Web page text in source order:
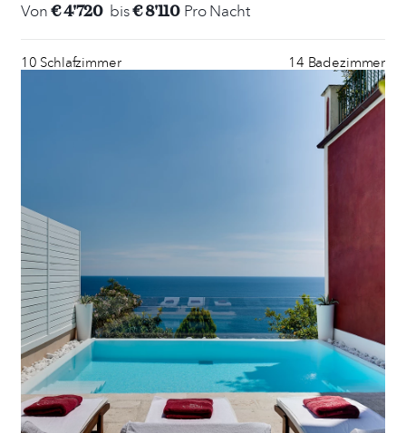
Von€ 4'720 bis€ 8'110 Pro Nacht
10 Schlafzimmer 14 Badezimmer